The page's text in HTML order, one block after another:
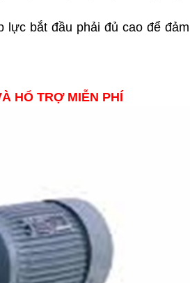
bắt đầu phải đủ cao để
HỔ TRỢ MIỄN PHÍ